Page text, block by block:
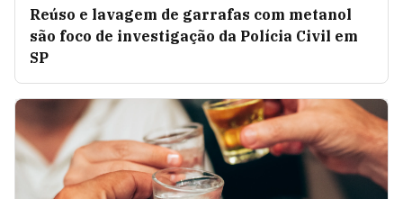
Reúso e lavagem de garrafas com metanol
são foco de investigação da Polícia Civil em
SP